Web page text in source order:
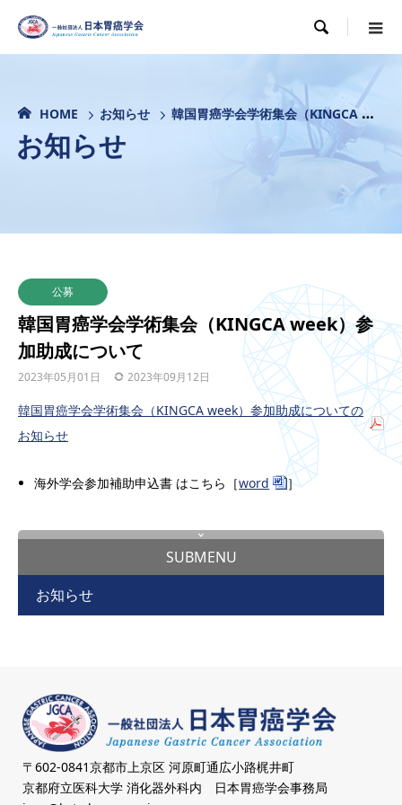

HOME お知らせ 韓国胃癌学会学術集会（KINGCA week）参加助成について
お知らせ
公募
韓国胃癌学会学術集会（KINGCA week）参
加助成について
2023年05月01日 2023年09月12日
韓国胃癌学会学術集会（KINGCA week）参加助成についての
お知らせ
海外学会参加補助申込書 はこちら［word ］
SUBMENU
お知らせ
〒602-0841京都市上京区 河原町通広小路梶井町
京都府立医科大学 消化器外科内 日本胃癌学会事務局